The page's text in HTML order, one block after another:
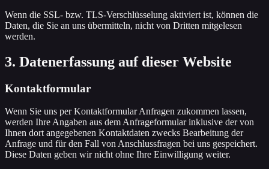
Wenn die SSL- bzw. TLS-Verschlüsselung aktiviert ist, können die
Daten, die Sie an uns übermitteln, nicht von Dritten mitgelesen
werden.
3. Datenerfassung auf dieser Website
Kontaktformular
Wenn Sie uns per Kontaktformular Anfragen zukommen lassen,
werden Ihre Angaben aus dem Anfrageformular inklusive der von
Ihnen dort angegebenen Kontaktdaten zwecks Bearbeitung der
Anfrage und für den Fall von Anschlussfragen bei uns gespeichert.
Diese Daten geben wir nicht ohne Ihre Einwilligung weiter.